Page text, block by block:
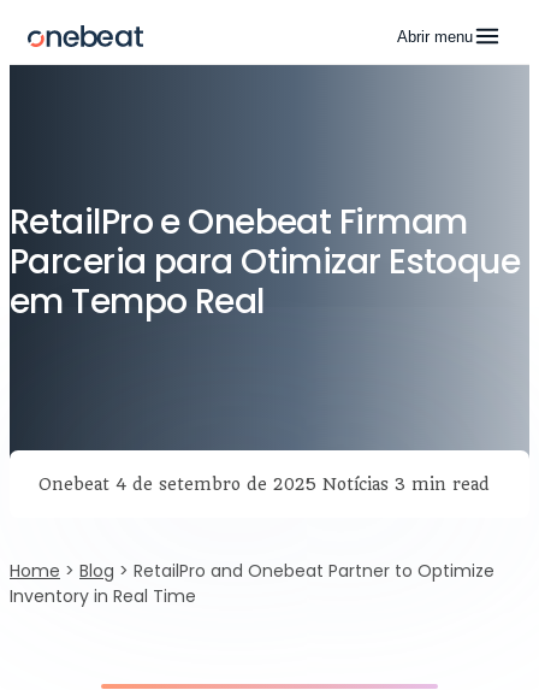
Abrir menu
RetailPro e Onebeat Firmam
Parceria para Otimizar Estoque
em Tempo Real
Onebeat 4 de setembro de 2025 Notícias 3 min read
Home > Blog > RetailPro and Onebeat Partner to Optimize
Inventory in Real Time